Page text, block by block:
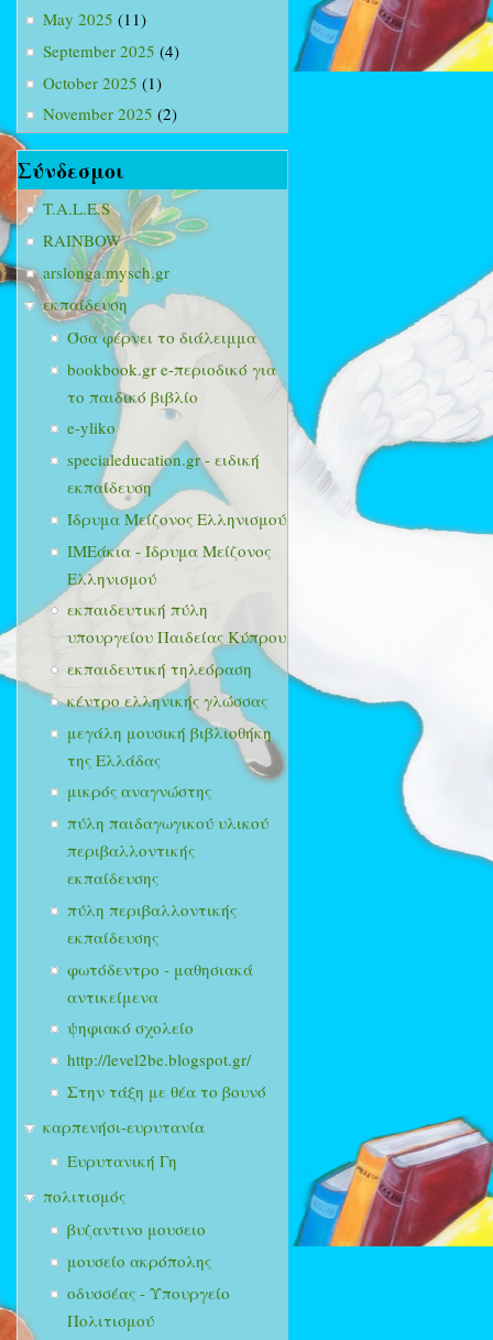
May 2025 (11)
September 2025 (4)
October 2025 (1)
November 2025 (2)
Σύνδεσμοι
T.A.L.E.S
RAINBOW
arslonga.mysch.gr
εκπαίδευση
Όσα φέρνει το διάλειμμα
bookbook.gr e-περιοδικό για
το παιδικό βιβλίο
e-yliko
specialeducation.gr - ειδική
εκπαίδευση
Ίδρυμα Μείζονος Ελληνισμού
ΙΜΕάκια - Ίδρυμα Μείζονος
Ελληνισμού
εκπαιδευτική πύλη
υπουργείου Παιδείας Κύπρου
εκπαιδευτική τηλεόραση
κέντρο ελληνικής γλώσσας
μεγάλη μουσική βιβλιοθήκη
της Ελλάδας
μικρός αναγνώστης
πύλη παιδαγωγικού υλικού
περιβαλλοντικής
εκπαίδευσης
πύλη περιβαλλοντικής
εκπαίδευσης
φωτόδεντρο - μαθησιακά
αντικείμενα
ψηφιακό σχολείο
http://level2be.blogspot.gr/
Στην τάξη με θέα το βουνό
καρπενήσι-ευρυτανία
Ευρυτανική Γη
πολιτισμός
βυζαντινο μουσειο
μουσείο ακρόπολης
οδυσσέας - Υπουργείο
Πολιτισμού